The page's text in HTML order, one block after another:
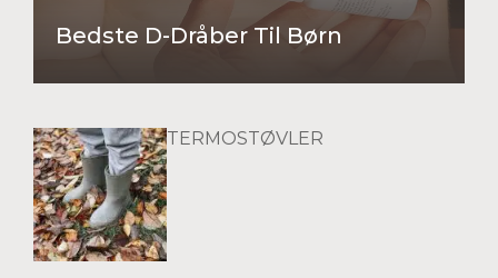
Bedste D-Dråber Til Børn
TERMOSTØVLER